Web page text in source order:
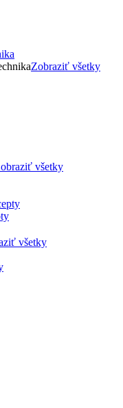
Zobraziť všetky
všetky
všetky